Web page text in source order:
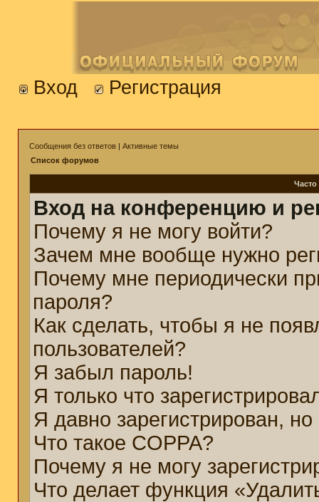
Вход Регистрация
Сообщения без ответов | Активные темы
Список форумов
Вход на конференцию и
Почему я не могу войти?
Зачем мне вообще нужно
Почему мне периодически
пароля?
Как сделать, чтобы я не
пользователей?
Я забыл пароль!
Я только что
Я давно зарегистрирован,
Что такое COPPA?
Почему я не могу
Что делает функция